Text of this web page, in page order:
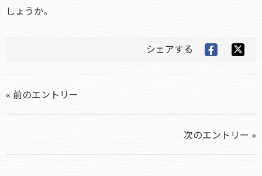
しょうか。
シェアする
« 前のエントリー
次のエントリー »